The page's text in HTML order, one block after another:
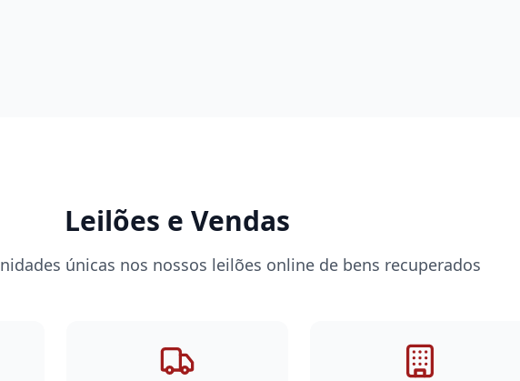
Leilões e Vendas
únicas nos nossos leilões online de bens recuperados